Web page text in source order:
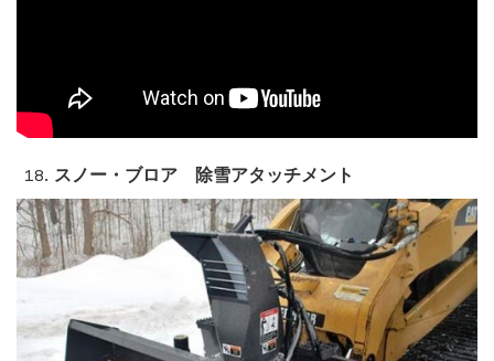
スノー・ブロア 除雪アタッチメント